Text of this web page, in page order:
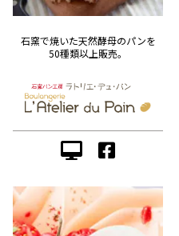
石窯で焼いた天然酵母のパンを
50種類以上販売。